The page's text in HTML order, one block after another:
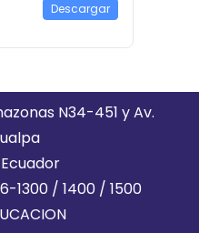
Descargar
N34-451 y Av.
1300 / 1400 / 1500